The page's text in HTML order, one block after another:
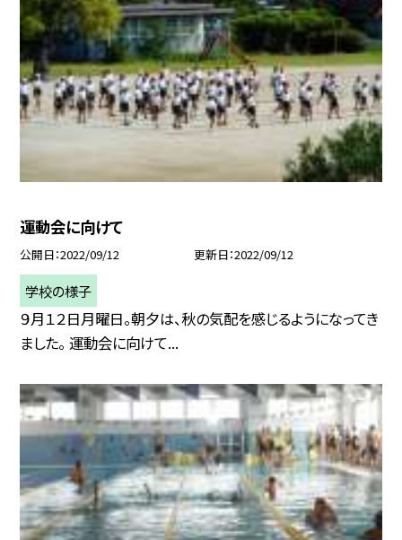
運動会に向けて
公開日 2022/09/12 更新日 2022/09/12
学校の様子
９月１２日月曜日。朝夕は、秋の気配を感じるようになってき
ました。 運動会に向けて...